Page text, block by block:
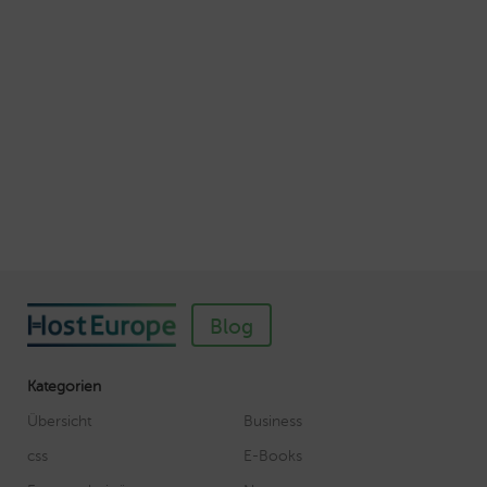
Blog
Kategorien
Übersicht
Business
css
E-Books